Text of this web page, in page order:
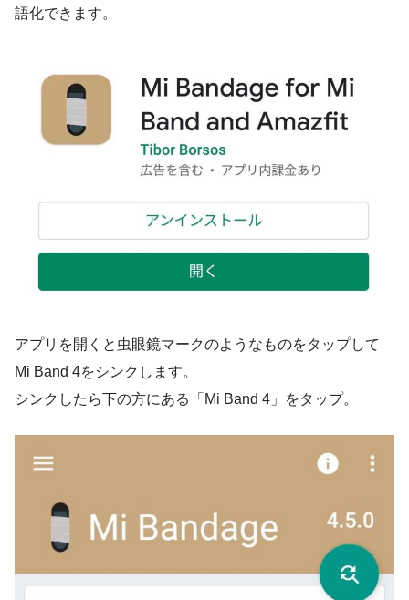
語化できます。
アプリを開くと虫眼鏡マークのようなものをタップして
Mi Band 4をシンクします。
シンクしたら下の方にある「Mi Band 4」をタップ。